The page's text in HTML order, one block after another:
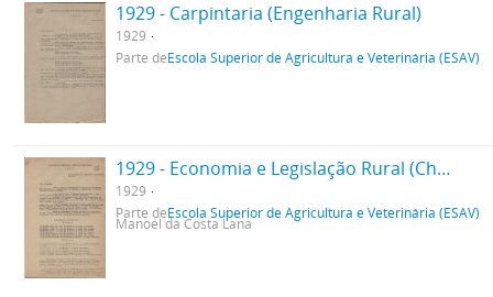
1929 - Carpintaria (Engenharia Rural)
1929
Parte deEscola Superior de Agricultura e Veterinária (ESAV)
1929 - Economia e Legislação Rural (Chefe de Departamento)
1929
Parte deEscola Superior de Agricultura e Veterinária (ESAV)
Manoel da Costa Lana